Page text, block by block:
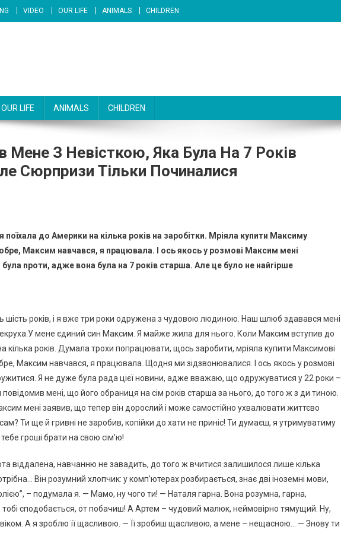
VIDEO OUR LIFE ANIMALS CHILDREN
OUR LIFE ANIMALS CHILDREN
Мене З Невісткою, Яка Була На 7 Років
Сюрпризи Тільки Починалися
поїхала до Америки на кілька років на заробітки. Мріяла купити Максиму
Максим навчався, я працювала. І ось якось у розмові Максим мені
nроти, адже вона була на 7 років старша. Але це було не найrірше
років, і я вже три роки одружена з чудовою людиною. Наш шлюб здавався мені
мене єдиний син Максим. Я майже жила для нього. Коли Максим вступив до
кілька років. Думала трохи попрацювати, щось заробити, мріяла купити Максимові
Максим навчався, я працювала. Щодня ми зідзвонювалися. І ось якось у розмові
Я не дуже була рада цієї новини, адже вважаю, що одружуватися у 22 роки –
мені, що його обраниця на сім років старша за нього, до того ж з ди тиною.
мені заявив, що тепер він дорослий і може самостійно ухвалювати життєво
Ти ще й гривні не заробив, копійки до хати не приніс! Ти думаєш, я утримуватиму
гроші брати на свою сім’ю!
віддалена, навчанню не завадить, до того ж вчитися залишилося лише кілька
Він розумний хлопчик: у комп’ютерах розбирається, знає дві іноземні мови,
– подумала я. — Мамо, ну чого ти! — Наталя гарна. Вона розумна, гарна,
сподобається, от побачиш! А Артем – чудовий малюк, неймовірно тямущий. Ну,
А я зроблю її щасливою. — Її зробиш щасливою, а мене – нещасною… — Знову ти